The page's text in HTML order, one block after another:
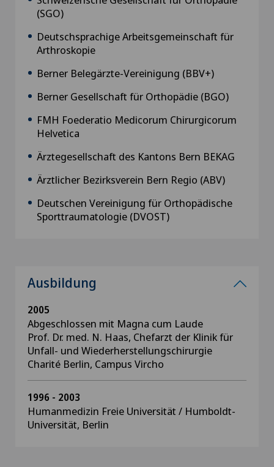
(SGO)
Deutschsprachige Arbeitsgemeinschaft für
Arthroskopie
Berner Belegärzte-Vereinigung (BBV+)
Berner Gesellschaft für Orthopädie (BGO)
FMH Foederatio Medicorum Chirurgicorum
Helvetica
Ärztegesellschaft des Kantons Bern BEKAG
Ärztlicher Bezirksverein Bern Regio (ABV)
Deutschen Vereinigung für Orthopädische
Sporttraumatologie (DVOST)
Ausbildung
2005
Abgeschlossen mit Magna cum Laude
Prof. Dr. med. N. Haas, Chefarzt der Klinik für
Unfall- und Wiederherstellungschirurgie
Charité Berlin, Campus Vircho
1996 - 2003
Humanmedizin Freie Universität / Humboldt-
Universität, Berlin